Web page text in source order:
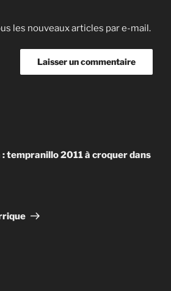
les nouveaux articles par e-mail.
tempranillo 2011 à croquer dans